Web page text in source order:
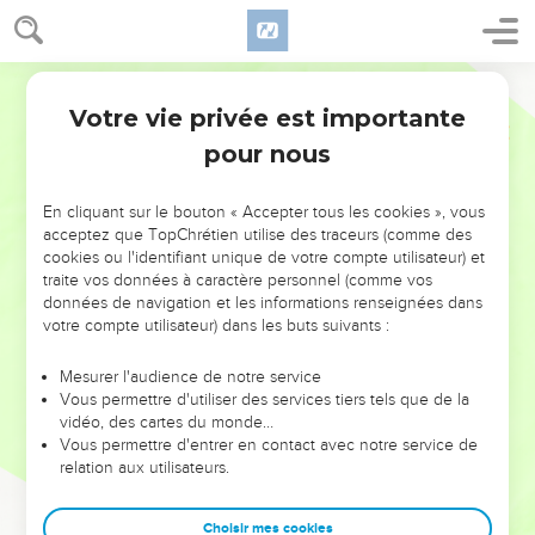
NE MANQUEZ PAS L’ÉVÉNEMENT
DE L’ANNÉE !
ET SI LEURS ERREURS POUVAIENT VOUS ÉVITER LES
VOTRES ?
leur foi ou leur vision. Mais on voit moins les doutes, les erreurs
et les saisons difficiles qu'ils ont traversés, alors même que ce
sont elles qui les ont façonnés.
Dans cette conférence, leaders, entrepreneurs, et responsables
clés pour avancer avec plus de sagesse afin que leurs erreurs
Votre vie privée est importante
pour nous
En cliquant sur le bouton « Accepter tous les cookies », vous
acceptez que TopChrétien utilise des traceurs (comme des
cookies ou l'identifiant unique de votre compte utilisateur) et
traite vos données à caractère personnel (comme vos
données de navigation et les informations renseignées dans
votre compte utilisateur) dans les buts suivants :
Mesurer l'audience de notre service
Vous permettre d'utiliser des services tiers tels que de la
vidéo, des cartes du monde…
Vous permettre d'entrer en contact avec notre service de
relation aux utilisateurs.
Choisir mes cookies